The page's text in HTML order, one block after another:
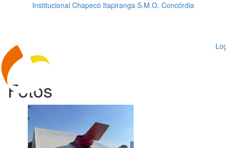
Institucional Chapecó Itapiranga S.M.O. Concórdia
Fotos